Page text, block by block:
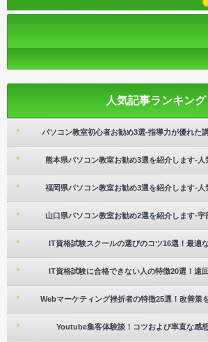
人気記事ランキング
パソコン教室初心者お勧め3選-指導力が優れた
熊本県パソコン教室お勧め3選を紹介します-人
福岡県パソコン教室お勧め3選を紹介します-人
山口県パソコン教室お勧め2選を紹介します-宇
IT資格試験スクールの選びのコツ16選！最適
IT資格試験に合格できない人の特徴20選！遠
Webマーケティング挫折者の特徴25選！改善策
Youtube集客体験談！コツおよび率直な感